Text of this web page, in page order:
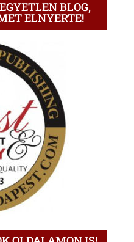
BLOG,
ELNYERTE!